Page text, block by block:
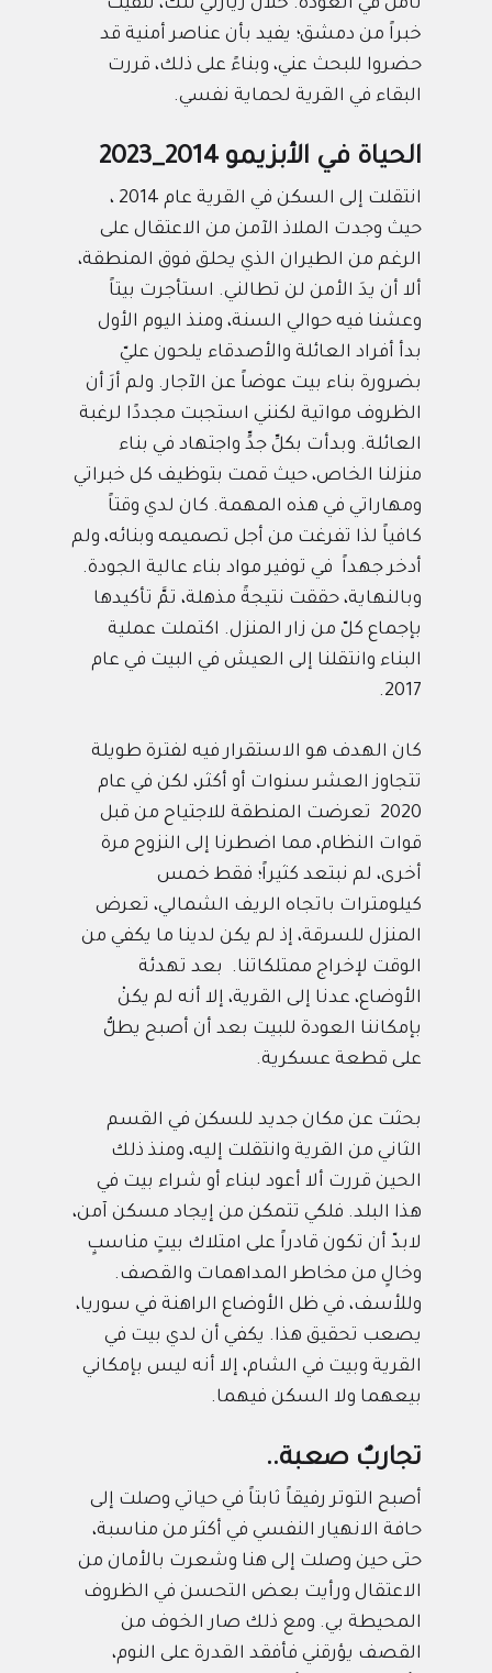
نأمل في العودة. خلال زيارتي تلك، تلقيت
خبراً من دمشق؛ يفيد بأن عناصر أمنية قد
حضروا للبحث عني، وبناءً على ذلك، قررت
البقاء في القرية لحماية نفسي.
الحياة في الأبزيمو 2014_2023
انتقلت إلى السكن في القرية عام 2014 ،
حيث وجدت الملاذ الآمن من الاعتقال على
الرغم من الطيران الذي يحلق فوق المنطقة،
ألا أن يدَ الأمن لن تطالني. استأجرت بيتاً
وعشنا فيه حوالي السنة، ومنذ اليوم الأول
بدأ أفراد العائلة والأصدقاء يلحون عليّ
بضرورة بناء بيت عوضاً عن الآجار. ولم أرَ أن
الظروف مواتية لكنني استجبت مجددًا لرغبة
العائلة. وبدأت بكلِّ جدٍّ واجتهاد في بناء
منزلنا الخاص، حيث قمت بتوظيف كل خبراتي
ومهاراتي في هذه المهمة. كان لدي وقتاً
كافياً لذا تفرغت من أجل تصميمه وبنائه، ولم
أدخر جهداً في توفير مواد بناء عالية الجودة.
وبالنهاية، حققت نتيجةً مذهلة، تمَّ تأكيدها
بإجماع كلّ من زار المنزل. اكتملت عملية
البناء وانتقلنا إلى العيش في البيت في عام
2017.
كان الهدف هو الاستقرار فيه لفترة طويلة
تتجاوز العشر سنوات أو أكثر، لكن في عام
2020 تعرضت المنطقة للاجتياح من قبل
قوات النظام، مما اضطرنا إلى النزوح مرة
أخرى، لم نبتعد كثيراً؛ فقط خمس
كيلومترات باتجاه الريف الشمالي، تعرض
المنزل للسرقة، إذ لم يكن لدينا ما يكفي من
الوقت لإخراج ممتلكاتنا. بعد تهدئة
الأوضاع، عدنا إلى القرية، إلا أنه لم يكنْ
بإمكاننا العودة للبيت بعد أن أصبح يطلُّ
على قطعة عسكرية.
بحثت عن مكان جديد للسكن في القسم
الثاني من القرية وانتقلت إليه، ومنذ ذلك
الحين قررت ألا أعود لبناء أو شراء بيت في
هذا البلد. فلكي تتمكن من إيجاد مسكن آمن،
لابدّ أن تكون قادراً على امتلاك بيتٍ مناسبٍ
وخالٍ من مخاطر المداهمات والقصف.
وللأسف، في ظل الأوضاع الراهنة في سوريا،
يصعب تحقيق هذا. يكفي أن لدي بيت في
القرية وبيت في الشام، إلا أنه ليس بإمكاني
بيعهما ولا السكن فيهما.
تجاربٌ صعبة..
أصبح التوتر رفيقاً ثابتاً في حياتي وصلت إلى
حافة الانهيار النفسي في أكثر من مناسبة،
حتى حين وصلت إلى هنا وشعرت بالأمان من
الاعتقال ورأيت بعض التحسن في الظروف
المحيطة بي. ومع ذلك صار الخوف من
القصف يؤرقني فأفقد القدرة على النوم،